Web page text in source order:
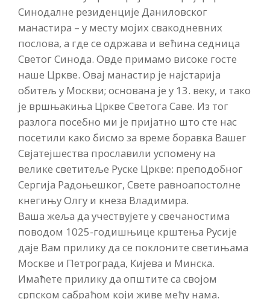
Синодалне резиденције Даниловског
манастира – у месту мојих свакодневних
послова, а где се одржава и већина седница
Светог Синода. Овде примамо високе госте
наше Цркве. Овај манастир је најстарија
обитељ у Москви; основана је у 13. веку, и тако
је вршњакиња Цркве Светога Саве. Из тог
разлога посебно ми је пријатно што сте нас
посетили како бисмо за време боравка Вашег
Свјатејшества прославили успомену на
велике светитеље Руске Цркве: преподобног
Сергија Радоњешког, Свете равноапостолне
кнегињу Олгу и кнеза Владимира.
Ваша жеља да учествујете у свечаностима
поводом 1025-годишњице крштења Русије
даје Вам прилику да се поклоните светињама
Москве и Петрограда, Кијева и Минска.
Имаћете прилику да општите са својом
српском сабраћом који живе међу нама.